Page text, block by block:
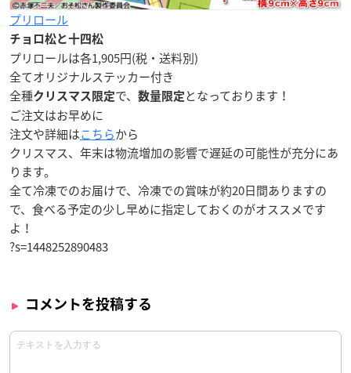
プリロール
チョロ松と十四松
プリロールは各1,905円(税・送料別)
全てオリジナルステッカー付き
全種クリスマス限定で、 数量限定 となっております！
ご注文はお早めに
注文や詳細はこちらから
クリスマス、年末は物流増加の影響で遅延の可能性が充分にあ
ります。
全て冷凍でのお届けで、冷凍での賞味が約20日間ありますの
で、食べる予定の少し早めに指定しておくのがオススメです
よ！
?s=1448252890483
コメントを投稿する